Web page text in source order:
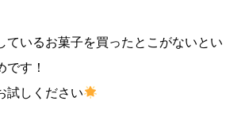
ているお菓子を買ったとこがないとい
です！
試しください